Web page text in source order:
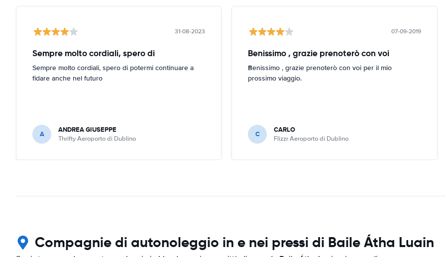
31-08-2023
Sempre molto cordiali, spero di
Sempre molto cordiali, spero di potermi continuare a
fidare anche nel futuro
A ANDREA GIUSEPPE
Thrifty Aeroporto di Dublino
07-09-2019
Benissimo , grazie prenoterò con voi
Benissimo , grazie prenoterò con voi per il mio
prossimo viaggio.
C CARLO
Flizzr Aeroporto di Dublino
Compagnie di autonoleggio in e nei pressi di Baile Átha Luain